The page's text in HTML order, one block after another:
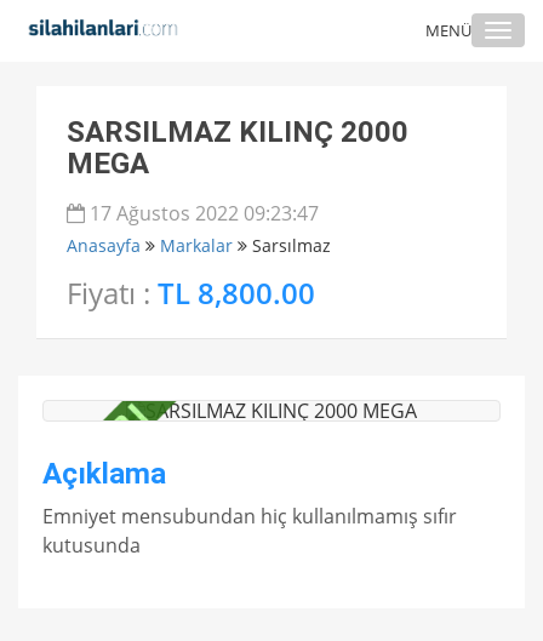
MENÜ
SARSILMAZ KILINÇ 2000
MEGA
17 Ağustos 2022 09:23:47
Anasayfa Markalar Sarsılmaz
Fiyatı : TL 8,800.00
Açıklama
Emniyet mensubundan hiç kullanılmamış sıfır
kutusunda